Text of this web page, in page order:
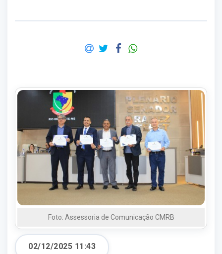
Foto: Assessoria de Comunicação CMRB
02/12/2025 11:43